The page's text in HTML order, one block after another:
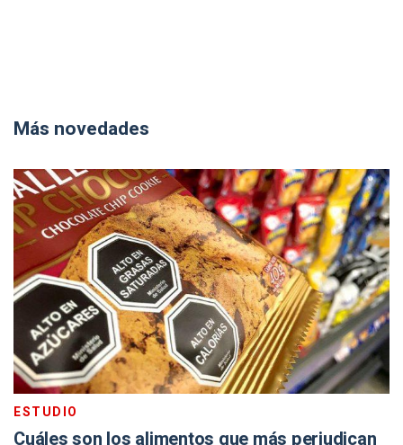
Más novedades
ESTUDIO
Cuáles son los alimentos que más perjudican